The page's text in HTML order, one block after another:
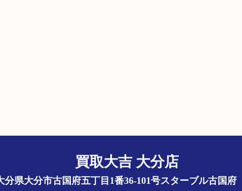
買取大吉 大分店
分県大分市古国府五丁目1番36-101号スターブル古国府